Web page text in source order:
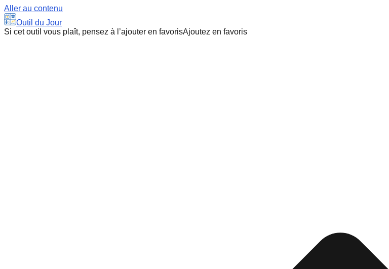
Aller au contenu
Outil du Jour
Si cet outil vous plaît, pensez à l’ajouter en favorisAjoutez en favoris